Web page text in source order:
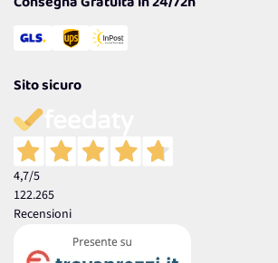
Sito sicuro
4,7/5
122.265
Recensioni